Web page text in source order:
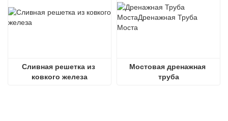
Сливная решетка из
ковкого железа
Мостовая дренажная
труба